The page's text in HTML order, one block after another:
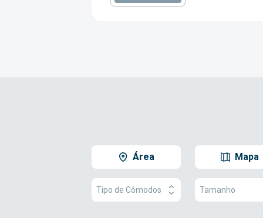
Área Mapa
Tipo de Cômodos Tamanho